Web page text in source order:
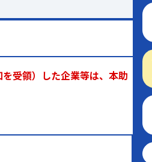
受領）した企業等は、本助